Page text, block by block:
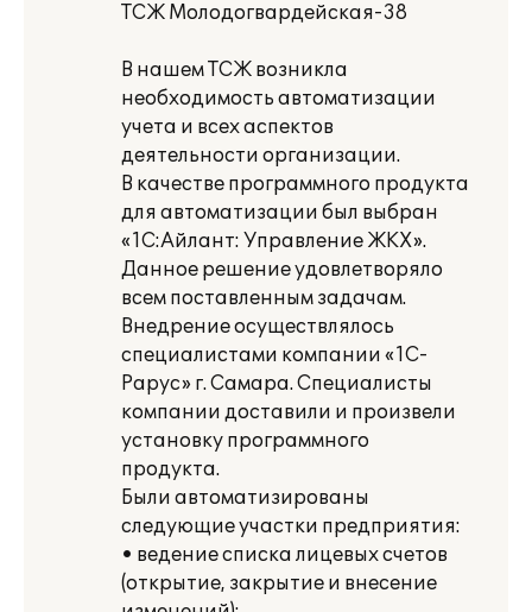
ТСЖ Молодогвардейская-38
В нашем ТСЖ возникла
необходимость автоматизации
учета и всех аспектов
деятельности организации.
В качестве программного продукта
для автоматизации был выбран
«1С:Айлант: Управление ЖКХ».
Данное решение удовлетворяло
всем поставленным задачам.
Внедрение осуществлялось
специалистами компании «1С-
Рарус» г. Самара. Специалисты
компании доставили и произвели
установку программного
продукта.
Были автоматизированы
следующие участки предприятия:
• ведение списка лицевых счетов
(открытие, закрытие и внесение